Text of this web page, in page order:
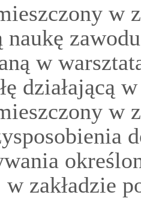
w
naukę
w
działającą
w
w zakładzie